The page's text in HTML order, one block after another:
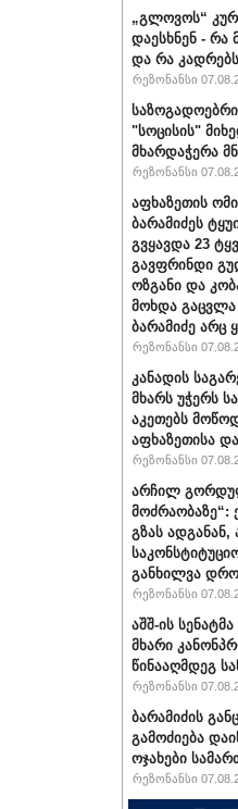
„გლოვოს“
დაესხნენ - რა
და რა
რეზონანსი
"სოცისის"
მხარდაჭერა
რეზონანსი
აფხაზეთის
ბარამიძეს
გვყავდა 23
გავფრინდი
ოზგანი და
მოხდა გაცვლა
ბარამიძე არც
რეზონანსი
კანადის
მხარს უჭერს
აკეთებს
აფხაზეთისა
რეზონანსი
არჩილ
მოძრაობაზე“:
გზას
განხილვა
რეზონანსი
აშშ-ის
მხარი
წინააღმდეგ
რეზონანსი
ბარამიძის
გამოძიება
ოჯახები
რეზონანსი